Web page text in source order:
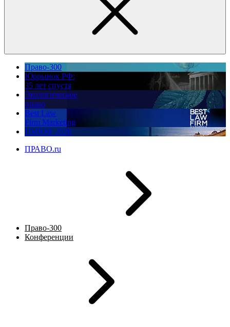
Право-300
Юррынок РФ:
35 лет спустя
Экологическое
право
Best Law
Firm Marketing
ПМЮФ 2026
ПРАВО.ru
Право-300
Конференции